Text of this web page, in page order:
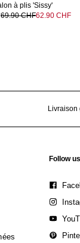
à plis 'Sissy'
69.90 CHF62.90 CHF
Livraison
Follow us